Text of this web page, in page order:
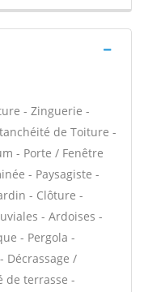
- Zinguerie -
de Toiture -
- Porte / Fenêtre
- Paysagiste -
- Clôture -
- Ardoises -
- Pergola -
Décrassage /
de terrasse -